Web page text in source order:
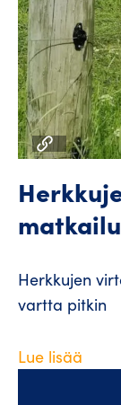
Herkkujen
vartta pitkin
Lue lisää